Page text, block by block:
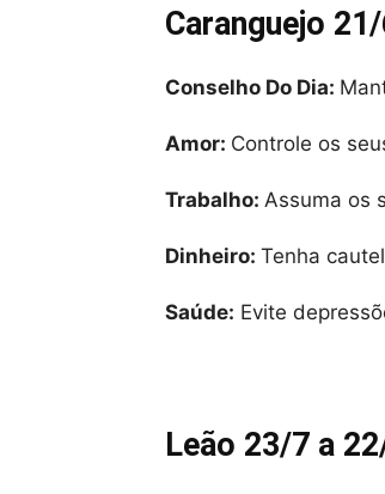
Caranguejo
Conselho Do Dia:
Amor: Controle os
Trabalho: Assuma os
Dinheiro: Tenha
Saúde: Evite
Leão 23/7 a